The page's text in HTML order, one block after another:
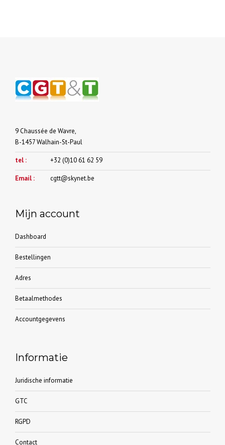
9 Chaussée de Wavre,
B-1457 Walhain-St-Paul
tel : +32 (0)10 61 62 59
Email : cgtt@skynet.be
Mijn account
Dashboard
Bestellingen
Adres
Betaalmethodes
Accountgegevens
Informatie
Juridische informatie
GTC
RGPD
Contact